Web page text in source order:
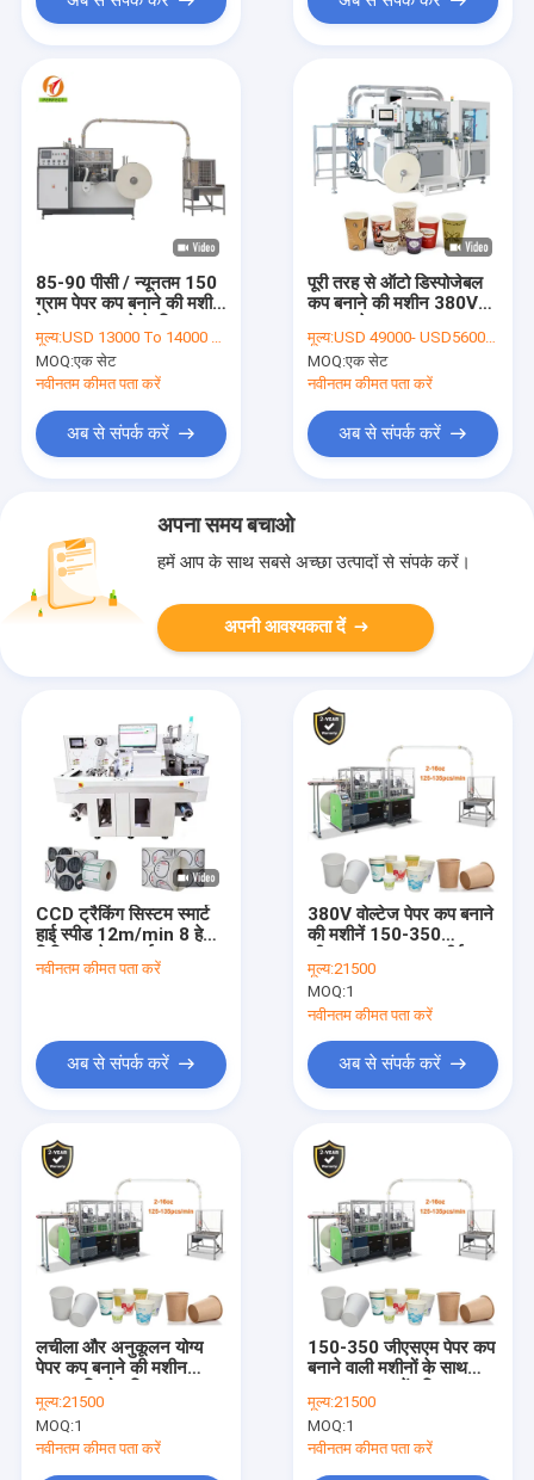
85-90 पीसी / न्यूनतम 150
ग्राम पेपर कप बनाने की मशीन
मूल्य:USD 13000 To 14000 Per Set
MOQ:एक सेट
नवीनतम कीमत पता करें
अब से संपर्क करें
पूरी तरह से ऑटो डिस्पोजेबल
कप बनाने की मशीन 380V
लाइन
मूल्य:USD 49000- USD56000 / set
MOQ:एक सेट
नवीनतम कीमत पता करें
अब से संपर्क करें
अपना समय बचाओ
हमें आप के साथ सबसे अच्छा उत्पादों से संपर्क करें।
अपनी आवश्यकता दें
CCD ट्रैकिंग सिस्टम स्मार्ट
हाई स्पीड 12m/min 8 हेड्स
डिजिटल लेबल डाई कटर
मल्टी-फंक्शनल लेबल स्टिकर
नवीनतम कीमत पता करें
अब से संपर्क करें
380V वोल्टेज पेपर कप बनाने
की मशीनें 150-350
लेपित कागज के लिए
मूल्य:21500
MOQ:1
नवीनतम कीमत पता करें
अब से संपर्क करें
लचीला और अनुकूलन योग्य
पेपर कप बनाने की मशीन
पीसी / मिनट
मूल्य:21500
MOQ:1
नवीनतम कीमत पता करें
150-350 जीएसएम पेपर कप
बनाने वाली मशीनों के साथ
मूल्य:21500
MOQ:1
नवीनतम कीमत पता करें